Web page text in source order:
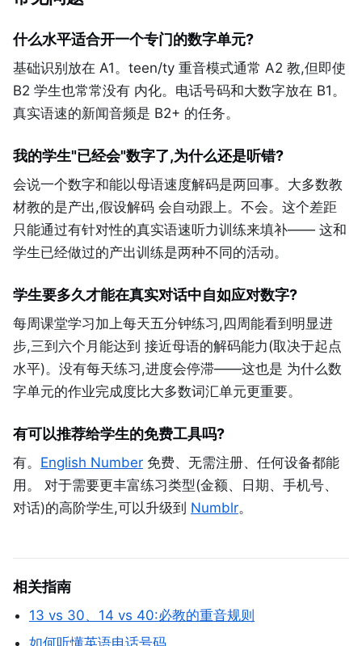
什么水平适合开一个专门的数字单元?
基础识别放在 A1。teen/ty 重音模式通常 A2 教,但即使
B2 学生也常常没有 内化。电话号码和大数字放在 B1。
真实语速的新闻音频是 B2+ 的任务。
我的学生"已经会"数字了,为什么还是听错?
会说一个数字和能以母语速度解码是两回事。大多数教
材教的是产出,假设解码 会自动跟上。不会。这个差距
只能通过有针对性的真实语速听力训练来填补—— 这和
学生已经做过的产出训练是两种不同的活动。
学生要多久才能在真实对话中自如应对数字?
每周课堂学习加上每天五分钟练习,四周能看到明显进
步,三到六个月能达到 接近母语的解码能力(取决于起点
水平)。没有每天练习,进度会停滞——这也是 为什么数
字单元的作业完成度比大多数词汇单元更重要。
有可以推荐给学生的免费工具吗?
有。 English Number 免费、无需注册、任何设备都能
用。 对于需要更丰富练习类型(金额、日期、手机号、
对话)的高阶学生,可以升级到 Numblr。
相关指南
13 vs 30、14 vs 40:必教的重音规则
如何听懂英语电话号码